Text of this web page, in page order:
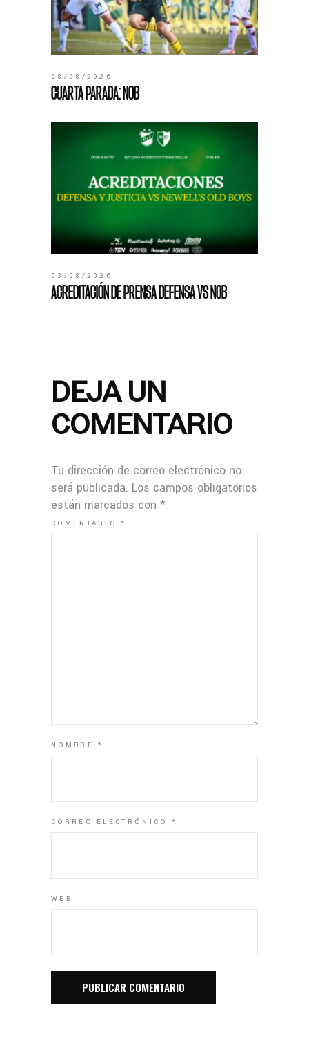
08/08/2026
CUARTA PARADA: NOB
03/08/2026
ACREDITACIÓN DE PRENSA DEFENSA VS NOB
DEJA UN
COMENTARIO
Tu dirección de correo electrónico no
será publicada. Los campos obligatorios
están marcados con *
COMENTARIO*
NOMBRE*
CORREO ELECTRÓNICO *
WEB